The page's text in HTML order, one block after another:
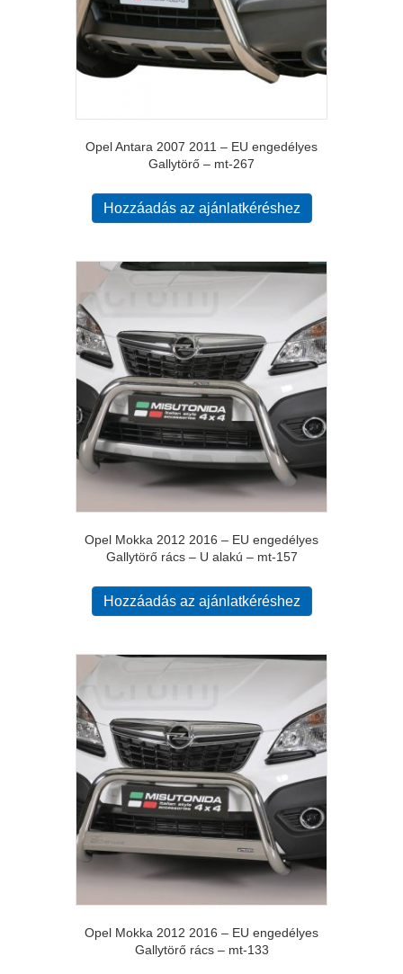
Opel Antara 2007 2011 – EU engedélyes
Gallytörő – mt-267
Hozzáadás az ajánlatkéréshez
Opel Mokka 2012 2016 – EU engedélyes
Gallytörő rács – U alakú – mt-157
Hozzáadás az ajánlatkéréshez
Opel Mokka 2012 2016 – EU engedélyes
Gallytörő rács – mt-133